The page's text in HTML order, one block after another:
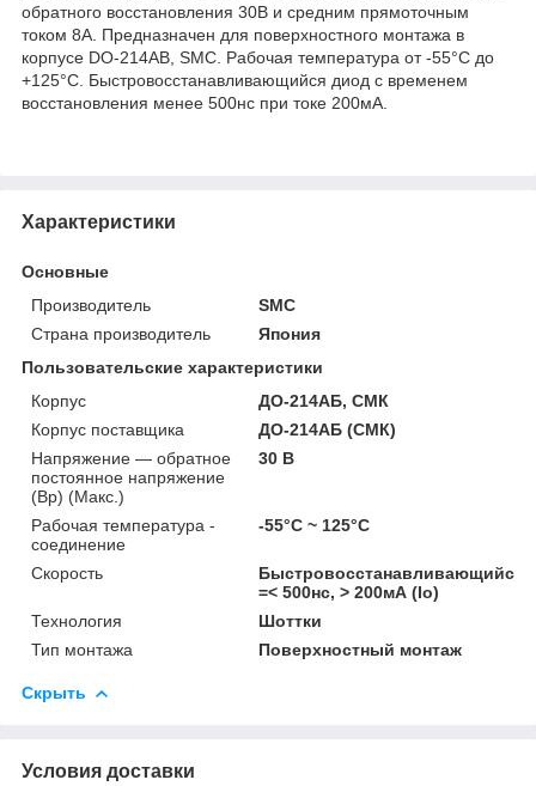
обратного восстановления 30В и средним прямоточным
током 8А. Предназначен для поверхностного монтажа в
корпусе DO-214AB, SMC. Рабочая температура от -55°C до
+125°C. Быстровосстанавливающийся диод с временем
восстановления менее 500нс при токе 200мА.
Характеристики
Основные
Производитель
SMC
Страна производитель
Япония
Пользовательские характеристики
Корпус
ДО-214АБ, СМК
Корпус поставщика
ДО-214АБ (СМК)
Напряжение — обратное
постоянное напряжение
(Вр) (Макс.)
30 В
Рабочая температура -
соединение
-55°С ~ 125°С
Скорость
Быстровосстанавливающийся
=< 500нс, > 200мА (Io)
Технология
Шоттки
Тип монтажа
Поверхностный монтаж
Скрыть
Условия доставки